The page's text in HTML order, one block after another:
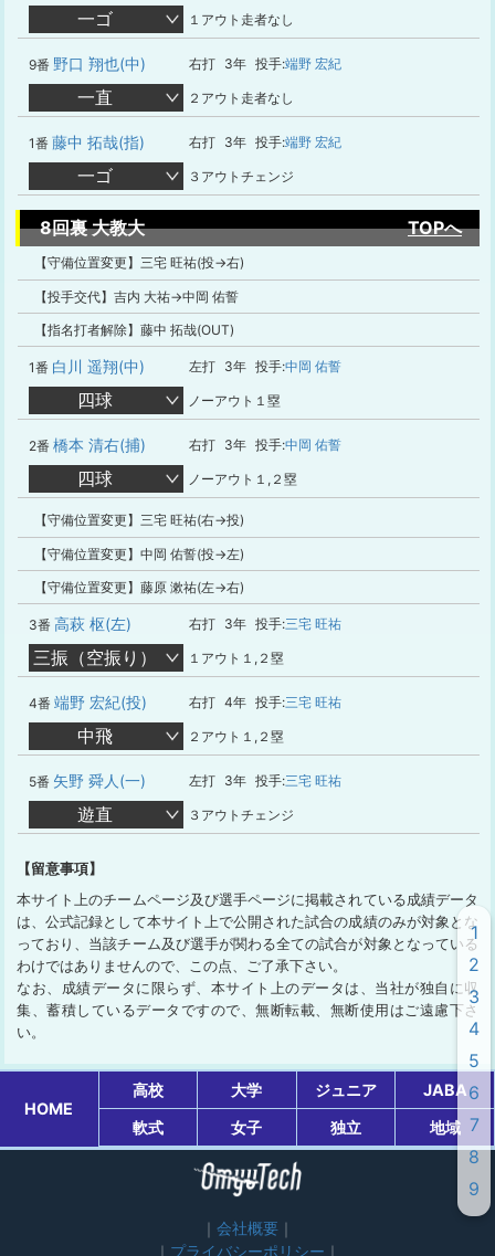
一ゴ １アウト走者なし
9番 野口 翔也(中) 右打 3年 投手:端野 宏紀
一直 ２アウト走者なし
1番 藤中 拓哉(指) 右打 3年 投手:端野 宏紀
一ゴ ３アウトチェンジ
8回裏 大教大 TOPへ
【守備位置変更】三宅 旺祐(投→右)
【投手交代】吉内 大祐→中岡 佑誓
【指名打者解除】藤中 拓哉(OUT)
1番 白川 遥翔(中) 左打 3年 投手:中岡 佑誓
四球 ノーアウト１塁
2番 橋本 清右(捕) 右打 3年 投手:中岡 佑誓
四球 ノーアウト１,２塁
【守備位置変更】三宅 旺祐(右→投)
【守備位置変更】中岡 佑誓(投→左)
【守備位置変更】藤原 漱祐(左→右)
3番 高萩 枢(左) 右打 3年 投手:三宅 旺祐
三振（空振り） １アウト１,２塁
4番 端野 宏紀(投) 右打 4年 投手:三宅 旺祐
中飛 ２アウト１,２塁
5番 矢野 舜人(一) 左打 3年 投手:三宅 旺祐
遊直 ３アウトチェンジ
【留意事項】
本サイト上のチームページ及び選手ページに掲載されている成績データ
は、公式記録として本サイト上で公開された試合の成績のみが対象とな
っており、当該チーム及び選手が関わる全ての試合が対象となっている
わけではありませんので、この点、ご了承下さい。
なお、成績データに限らず、本サイト上のデータは、当社が独自に収
集、蓄積しているデータですので、無断転載、無断使用はご遠慮下さ
い。
HOME
高校 大学 ジュニア
JABA
軟式
女子 独立 地域
会社概要
プライバシーポリシー
1
2
3
4
5
6
7
8
9